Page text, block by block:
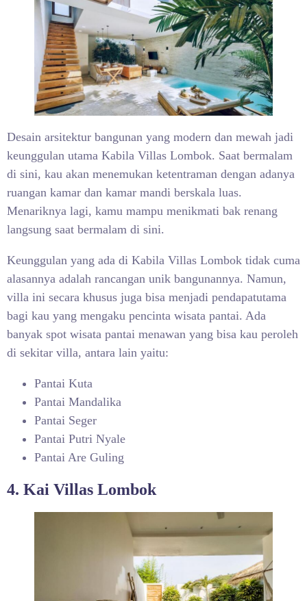
Desain arsitektur bangunan yang modern dan mewah jadi
keunggulan utama Kabila Villas Lombok. Saat bermalam
di sini, kau akan menemukan ketentraman dengan adanya
ruangan kamar dan kamar mandi berskala luas.
Menariknya lagi, kamu mampu menikmati bak renang
langsung saat bermalam di sini.
Keunggulan yang ada di Kabila Villas Lombok tidak cuma
alasannya adalah rancangan unik bangunannya. Namun,
villa ini secara khusus juga bisa menjadi pendapatutama
bagi kau yang mengaku pencinta wisata pantai. Ada
banyak spot wisata pantai menawan yang bisa kau peroleh
di sekitar villa, antara lain yaitu:
Pantai Kuta
Pantai Mandalika
Pantai Seger
Pantai Putri Nyale
Pantai Are Guling
4. Kai Villas Lombok